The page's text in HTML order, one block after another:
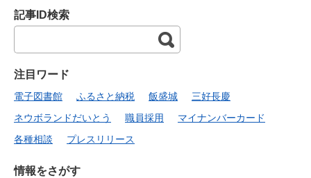
記事ID検索
注目ワード
電子図書館 ふるさと納税 飯盛城
三好長慶
ネウボランドだいとう
職員採用
マイナンバーカード
各種相談
プレスリリース
情報をさがす